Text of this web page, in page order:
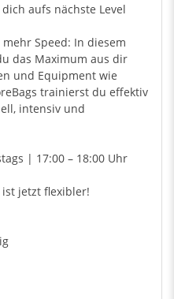
aufs nächste Level
Speed: In diesem
das Maximum aus dir
und Equipment wie
trainierst du effektiv
intensiv und
| 17:00 – 18:00 Uhr
ist jetzt flexibler!